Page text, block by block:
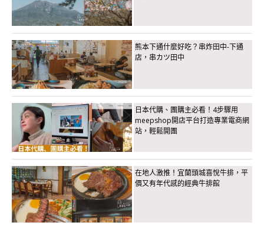
熊本下通什麼好吃？串炸田中-下通
店，串カツ田中
日本代購、團購主必看！4步驟用
meepshop開店平台打造專業電商網
站，輕鬆開團
在地人激推！宜蘭頭城喜悅牛排，平
價又有年代感的經典牛排館